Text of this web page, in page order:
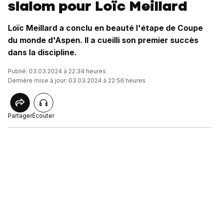
slalom pour Loïc Meillard
Loïc Meillard a conclu en beauté l'étape de Coupe
du monde d'Aspen. Il a cueilli son premier succès
dans la discipline.
Publié: 03.03.2024 à 22:34 heures
Dernière mise à jour: 03.03.2024 à 22:56 heures
PartagerÉcouter